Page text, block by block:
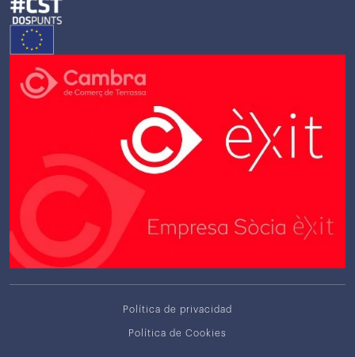
Política de privacidad
Política de Cookies